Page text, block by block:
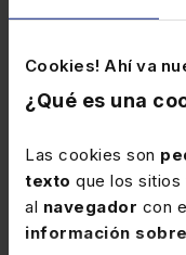
Cookies! Ahí va
¿Qué es una
Las cookies son
texto que los sitios
al navegador con
información
Modelos de
solicitud de
fluorados de
Se aprueba el
impuesto sobre
invernadero y el